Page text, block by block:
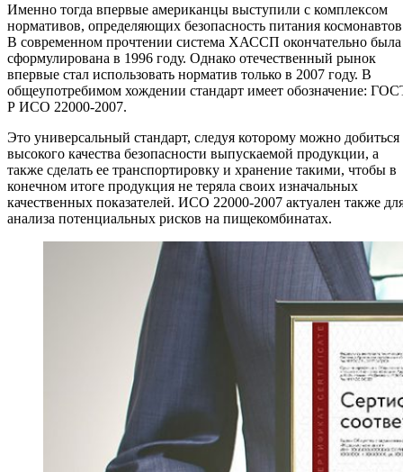
Именно тогда впервые американцы выступили с комплексом
нормативов, определяющих безопасность питания
В современном прочтении система ХАССП окончательно была
сформулирована в 1996 году. Однако отечественный рынок
впервые стал использовать норматив только в 2007 году. В
общеупотребимом хождении стандарт имеет обозначение:
Р ИСО 22000-2007.
Это универсальный стандарт, следуя которому можно добиться
высокого качества безопасности выпускаемой продукции, а
также сделать ее транспортировку и хранение такими, чтобы в
конечном итоге продукция не теряла своих изначальных
качественных показателей. ИСО 22000-2007 актуален также
анализа потенциальных рисков на пищекомбинатах.